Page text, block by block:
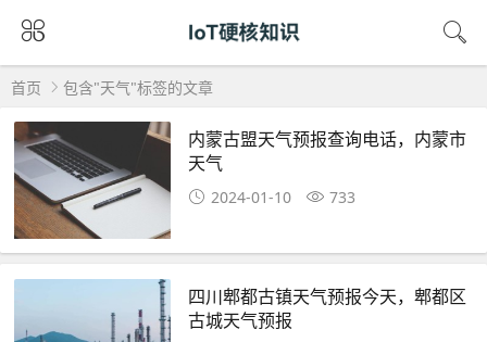
首页 包含"天气"标签的文章
内蒙古盟天气预报查询电话，内蒙市
天气
2024-01-10 733
四川郫都古镇天气预报今天，郫都区
古城天气预报